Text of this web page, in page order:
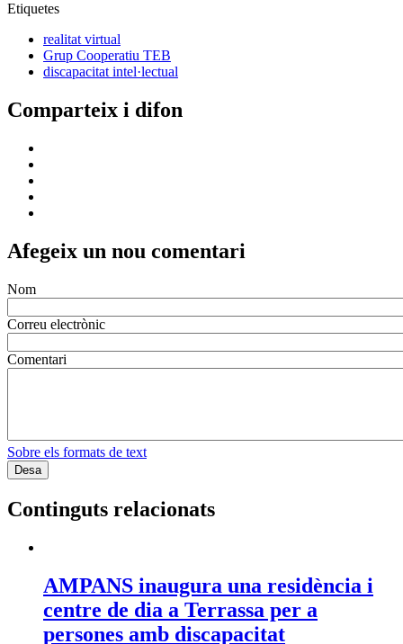
Etiquetes
realitat virtual
Grup Cooperatiu TEB
discapacitat intel·lectual
Comparteix i difon
Afegeix un nou comentari
Nom
Correu electrònic
Comentari
Sobre els formats de text
Continguts relacionats
AMPANS inaugura una residència i
centre de dia a Terrassa per a
persones amb discapacitat